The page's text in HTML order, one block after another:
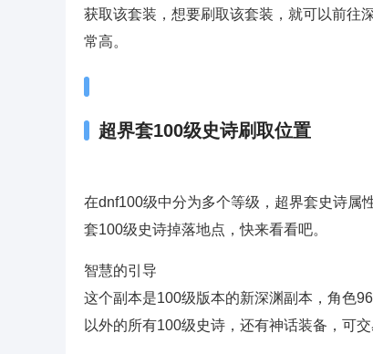
获取该套装，想要刷取该套装，就可以前往
常高。
超界套100级史诗刷取位置
在dnf100级中分为多个等级，超界套史诗属
套100级史诗掉落地点，快来看看吧。
智慧的引导
这个副本是100级版本的新深渊副本，角色
以外的所有100级史诗，还有神话装备，可